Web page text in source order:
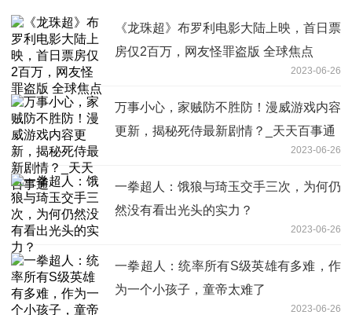
《龙珠超》布罗利电影大陆上映，首日票
房仅2百万，网友怪罪盗版 全球焦点
2023-06-26
万事小心，家贼防不胜防！漫威游戏内容
更新，揭秘死侍最新剧情？_天天百事通
2023-06-26
一拳超人：饿狼与琦玉交手三次，为何仍
然没有看出光头的实力？
2023-06-26
一拳超人：统率所有S级英雄有多难，作
为一个小孩子，童帝太难了
2023-06-26